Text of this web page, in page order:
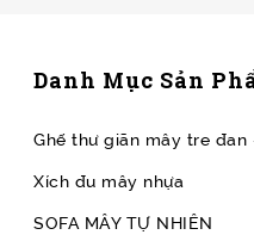
Danh Mục Sản
Ghế thư giãn mây tre
Xích đu mây nhựa
SOFA MÂY TỰ NHIÊN